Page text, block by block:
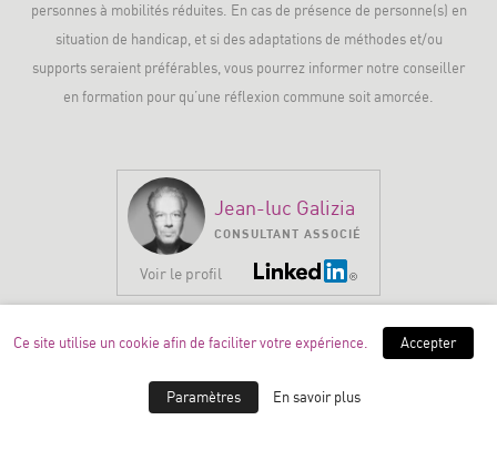
Jean-luc Galizia
CONSULTANT ASSOCIÉ
Voir le profil
CONSULTANT ASSOCIÉ
personnes à mobilités réduites. En cas de présence de personne(s) en
situation de handicap, et si des adaptations de méthodes et/ou
supports seraient préférables, vous pourrez informer notre conseiller
en formation pour qu’une réflexion commune soit amorcée.
Ce site utilise un cookie afin de faciliter votre expérience. Accepter
Paramètres En savoir plus